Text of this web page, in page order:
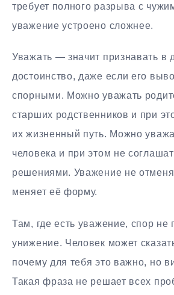
требует полного разрыва с
уважение устроено сложнее.
Уважать — значит признавать в
достоинство, даже если его
спорными. Можно уважать
старших родственников и при
их жизненный путь. Можно
человека и при этом не
решениями. Уважение не
меняет её форму.
Там, где есть уважение, спор не
унижение. Человек может
почему для тебя это важно, но
Такая фраза не решает всех